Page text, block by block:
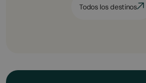
Todos los destinos